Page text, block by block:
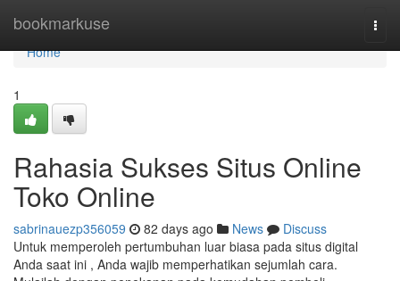
bookmarkuse
Home
Home
1
Rahasia Sukses Situs Online
Toko Online
sabrinauezp356059 82 days ago News
Discuss
Untuk memperoleh pertumbuhan luar biasa pada situs digital
Anda saat ini , Anda wajib memperhatikan sejumlah cara.